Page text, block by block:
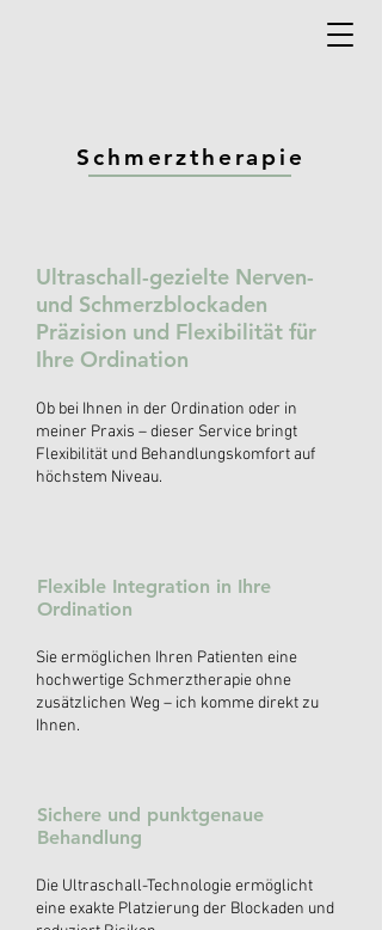
Schmerztherapie
Ultraschall-gezielte Nerven-
und Schmerzblockaden
Präzision und Flexibilität für
Ihre Ordination
Ob bei Ihnen in der Ordination oder in
meiner Praxis – dieser Service bringt
Flexibilität und Behandlungskomfort auf
höchstem Niveau.
Flexible Integration in Ihre
Ordination
Sie ermöglichen Ihren Patienten eine
hochwertige Schmerztherapie ohne
zusätzlichen Weg – ich komme direkt zu
Ihnen.
Sichere und punktgenaue
Behandlung
Die Ultraschall-Technologie ermöglicht
eine exakte Platzierung der Blockaden und